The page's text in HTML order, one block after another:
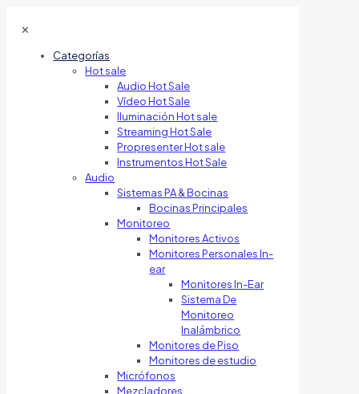
✕
Categorías
Hot sale
Audio Hot Sale
Vídeo Hot Sale
Iluminación Hot sale
Streaming Hot Sale
Propresenter Hot sale
Instrumentos Hot Sale
Audio
Sistemas PA & Bocinas
Bocinas Principales
Monitoreo
Monitores Activos
Monitores Personales In-
ear
Monitores In-Ear
Sistema De
Monitoreo
Inalámbrico
Monitores de Piso
Monitores de estudio
Micrófonos
Mezcladores